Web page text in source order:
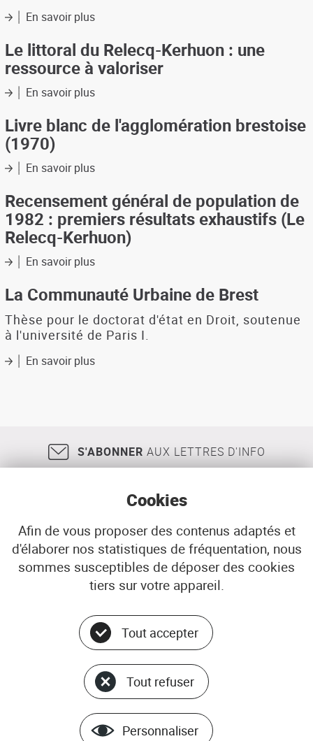
communes
la
CUB
le
Kerhuon
En savoir plussur
ville-
habitat
pour
Brestoise
93
Le littoral du Relecq-Kerhuon : une
ressource à valoriser
En savoir plussur
littoral
du
:
ressource
à
valoriser
Livre blanc de l'agglomération brestoise
(1970)
En savoir plussur
blanc
de
l'agglomération
brestoise
(1970)
Recensement général de population de
1982 : premiers résultats exhaustifs (Le
Relecq-Kerhuon)
En savoir plussur
général
de
population
de
:
La Communauté Urbaine de Brest
Thèse pour le doctorat d'état en Droit, soutenue
à l'université de Paris I.
En savoir plussur
S'ABONNER AUX LETTRES D'INFO
18, rue Jean Jaurès 29200 BREST
02 98 33 51 71
CONTACT
© ADEUPa
PLAN DU SITE
DONNÉES PERSONNELLES
GÉRER LES COOKIES
MENTIONS LÉGALES
Cookies
Afin de vous proposer des contenus adaptés et
d'élaborer nos statistiques de fréquentation, nous
sommes susceptibles de déposer des cookies
tiers sur votre appareil.
Tout accepter
Tout refuser
Personnaliser